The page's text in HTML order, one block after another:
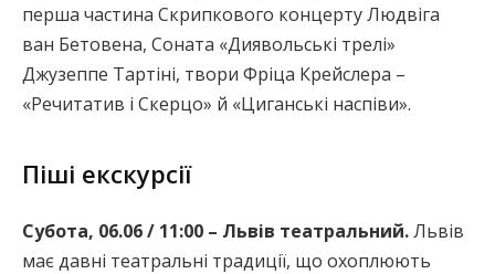
перша частина Скрипкового концерту Людвіга
ван Бетовена, Соната «Диявольські трелі»
Джузеппе Тартіні, твори Фріца Крейслера –
«Речитатив і Скерцо» й «Циганські наспіви».
Піші екскурсії
Субота, 06.06 / 11:00 – Львів театральний.Львів
має давні театральні традиції, що охоплюють